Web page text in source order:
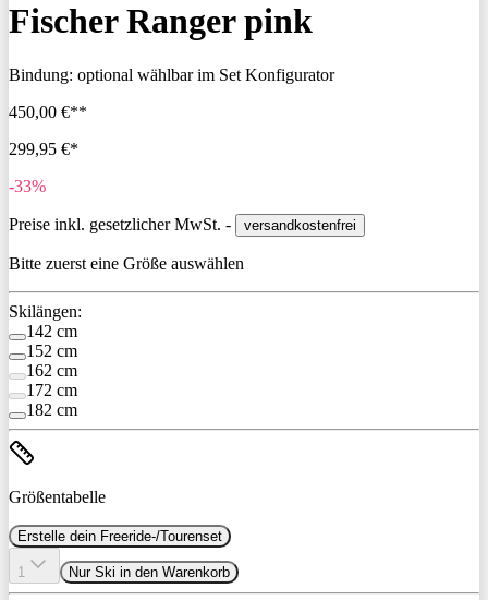
Fischer Ranger pink
Bindung: optional wählbar im Set Konfigurator
450,00 €**
299,95 €*
-33%
Preise inkl. gesetzlicher MwSt. - versandkostenfrei
Bitte zuerst eine Größe auswählen
Skilängen:
142 cm
152 cm
162 cm
172 cm
182 cm
Größentabelle
Erstelle dein Freeride-/Tourenset
1 Nur Ski in den Warenkorb